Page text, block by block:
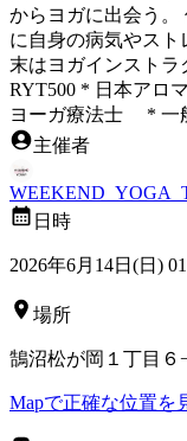
からヨガに出会う。
に自身の病気やス
末はヨガインストラ
RYT500 * 日本アロ
ヨーガ療法士 * 一
主催者
日時
2026年6月14日(日)
場所
鵠沼松が岡１丁目６
Mapで正確な位置を